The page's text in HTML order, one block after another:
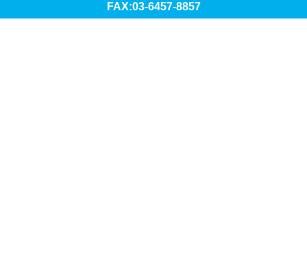
FAX:03-6457-8857